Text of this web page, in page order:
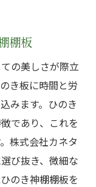
棚板の品質
た総ひのき
き出す技術
のき神棚棚板
神棚棚板
棚板
の美しさが際立
き板に時間と労
みます。ひのき
であり、これを
株式会社カネタ
び抜き、微細な
のき神棚棚板を